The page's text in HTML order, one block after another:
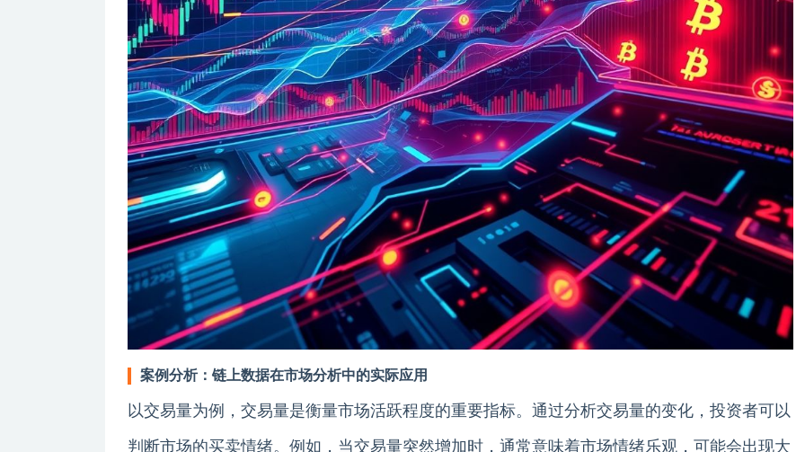
案例分析：链上数据在市场分析中的实际应用
以交易量为例，交易量是衡量市场活跃程度的重要指标。通过分析交易量的变化，投资者可以
判断市场的买卖情绪。例如，当交易量突然增加时，通常意味着市场情绪乐观，可能会出现大